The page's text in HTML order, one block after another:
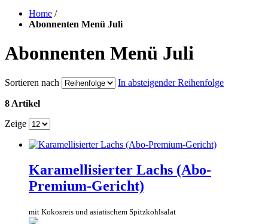
Home /
Abonnenten Menü Juli
Abonnenten Menü Juli
Sortieren nach In absteigender Reihenfolge
8 Artikel
Zeige
Karamellisierter Lachs (Abo-
Premium-Gericht)
mit Kokosreis und asiatischem Spitzkohlsalat